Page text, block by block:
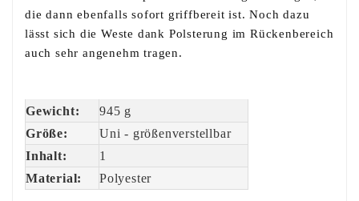
die dann ebenfalls sofort griffbereit ist. Noch dazu
lässt sich die Weste dank Polsterung im Rückenbereich
auch sehr angenehm tragen.
Gewicht:
945 g
Größe:
Uni - größenverstellbar
Inhalt:
1
Material:
Polyester